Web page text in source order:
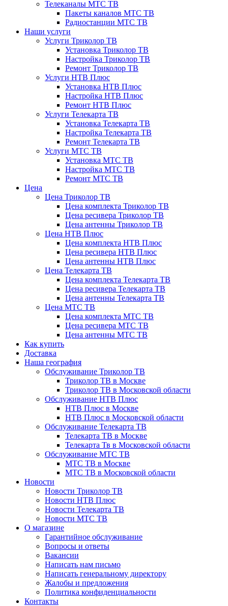
Телеканалы МТС ТВ
Пакеты каналов МТС ТВ
Радиостанции МТС ТВ
Наши услуги
Услуги Триколор ТВ
Установка Триколор ТВ
Настройка Триколор ТВ
Ремонт Триколор ТВ
Услуги НТВ Плюс
Установка НТВ Плюс
Настройка НТВ Плюс
Ремонт НТВ Плюс
Услуги Телекарта ТВ
Установка Телекарта ТВ
Настройка Телекарта ТВ
Ремонт Телекарта ТВ
Услуги МТС ТВ
Установка МТС ТВ
Настройка МТС ТВ
Ремонт МТС ТВ
Цена
Цена Триколор ТВ
Цена комплекта Триколор ТВ
Цена ресивера Триколор ТВ
Цена антенны Триколор ТВ
Цена НТВ Плюс
Цена комплекта НТВ Плюс
Цена ресивера НТВ Плюс
Цена антенны НТВ Плюс
Цена Телекарта ТВ
Цена комплекта Телекарта ТВ
Цена ресивера Телекарта ТВ
Цена антенны Телекарта ТВ
Цена МТС ТВ
Цена комплекта МТС ТВ
Цена ресивера МТС ТВ
Цена антенны МТС ТВ
Как купить
Доставка
Наша география
Обслуживание Триколор ТВ
Триколор ТВ в Москве
Триколор ТВ в Московской области
Обслуживание НТВ Плюс
НТВ Плюс в Москве
НТВ Плюс в Московской области
Обслуживание Телекарта ТВ
Телекарта ТВ в Москве
Телекарта Тв в Московской области
Обслуживание МТС ТВ
МТС ТВ в Москве
МТС ТВ в Московской области
Новости
Новости Триколор ТВ
Новости НТВ Плюс
Новости Телекарта ТВ
Новости МТС ТВ
О магазине
Гарантийное обслуживание
Вопросы и ответы
Вакансии
Написать нам письмо
Написать генеральному директору
Жалобы и предложения
Политика конфиденциальности
Контакты